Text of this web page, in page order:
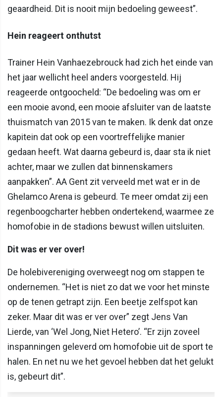
geaardheid. Dit is nooit mijn bedoeling geweest”.
Hein reageert onthutst
Trainer Hein Vanhaezebrouck had zich het einde van
het jaar wellicht heel anders voorgesteld. Hij
reageerde ontgoocheld: “De bedoeling was om er
een mooie avond, een mooie afsluiter van de laatste
thuismatch van 2015 van te maken. Ik denk dat onze
kapitein dat ook op een voortreffelijke manier
gedaan heeft. Wat daarna gebeurd is, daar sta ik niet
achter, maar we zullen dat binnenskamers
aanpakken”. AA Gent zit verveeld met wat er in de
Ghelamco Arena is gebeurd. Te meer omdat zij een
regenboogcharter hebben ondertekend, waarmee ze
homofobie in de stadions bewust willen uitsluiten.
Dit was er ver over!
De holebivereniging overweegt nog om stappen te
ondernemen. “Het is niet zo dat we voor het minste
op de tenen getrapt zijn. Een beetje zelfspot kan
zeker. Maar dit was er ver over” zegt Jens Van
Lierde, van ‘Wel Jong, Niet Hetero’. “Er zijn zoveel
inspanningen geleverd om homofobie uit de sport te
halen. En net nu we het gevoel hebben dat het gelukt
is, gebeurt dit”.